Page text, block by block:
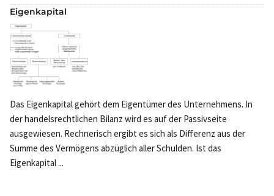
Eigenkapital
Das Eigenkapital gehört dem Eigentümer des Unternehmens. In
der handelsrechtlichen Bilanz wird es auf der Passivseite
ausgewiesen. Rechnerisch ergibt es sich als Differenz aus der
Summe des Vermögens abzüglich aller Schulden. Ist das
Eigenkapital ...